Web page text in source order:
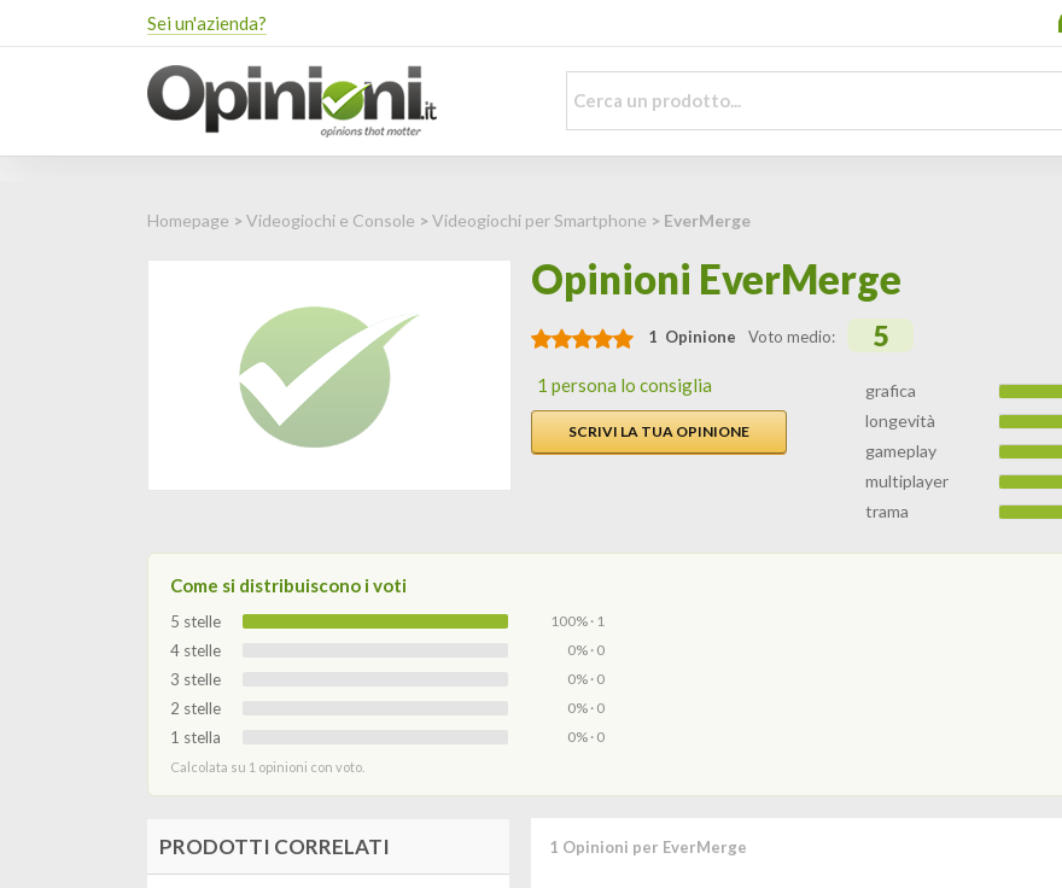
Sei un'azienda?
Homepage >Videogiochi e Console >Videogiochi per Smartphone > EverMerge
Opinioni EverMerge
1 Opinione Voto medio: 5
1 persona lo consiglia
SCRIVI LA TUA OPINIONE
grafica
longevità
gameplay
multiplayer
trama
Come si distribuiscono i voti
5 stelle 100% · 1
4 stelle 0% · 0
3 stelle 0% · 0
2 stelle 0% · 0
1 stella 0% · 0
Calcolata su 1 opinioni con voto.
1 Opinioni per EverMerge
PRODOTTI CORRELATI